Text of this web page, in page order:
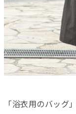
「浴衣用のバッグ